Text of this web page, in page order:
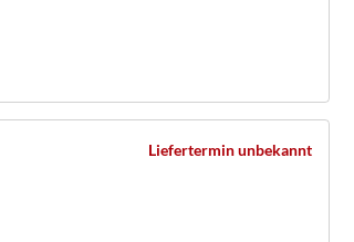
Liefertermin unbekannt